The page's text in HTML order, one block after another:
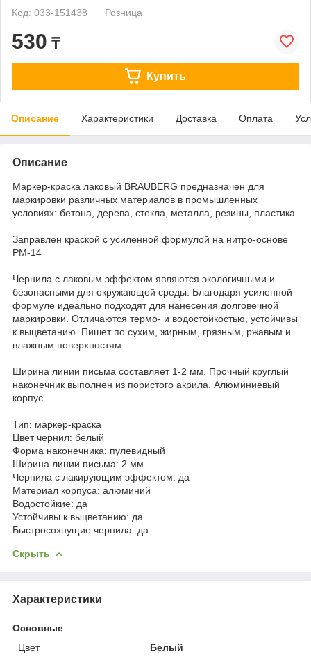
Код: 033-151438
Розница
530 ₸
Купить
Описание Характеристики Доставка Оплата
Описание
Маркер-краска лаковый BRAUBERG предназначен для
маркировки различных материалов в промышленных
условиях: бетона, дерева, стекла, металла, резины, пластика
Заправлен краской с усиленной формулой на нитро-основе
РМ-14
Чернила с лаковым эффектом являются экологичными и
безопасными для окружающей среды. Благодаря усиленной
формуле идеально подходят для нанесения долговечной
маркировки. Отличаются термо- и водостойкостью, устойчивы
к выцветанию. Пишет по сухим, жирным, грязным, ржавым и
влажным поверхностям
Ширина линии письма составляет 1-2 мм. Прочный круглый
наконечник выполнен из пористого акрила. Алюминиевый
корпус
Тип: маркер-краска
Цвет чернил: белый
Форма наконечника: пулевидный
Ширина линии письма: 2 мм
Чернила с лакирующим эффектом: да
Материал корпуса: алюминий
Водостойкие: да
Устойчивы к выцветанию: да
Быстросохнущие чернила: да
Скрыть
Характеристики
Основные
Цвет
Белый